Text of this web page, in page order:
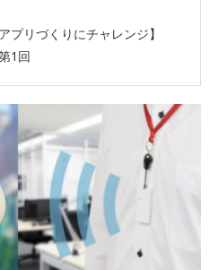
プリづくりにチャレンジ】
1回